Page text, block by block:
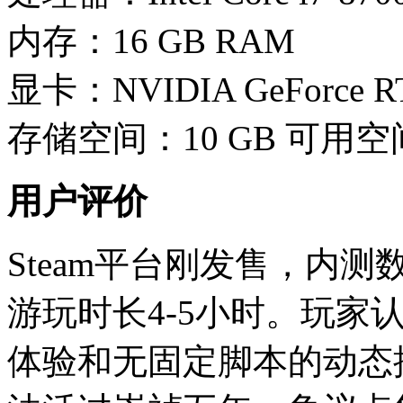
内存：16 GB RAM
显卡：NVIDIA GeForce
存储空间：10 GB 可用空
用户评价
Steam平台刚发售，内测
游玩时长4-5小时。玩家
体验和无固定脚本的动